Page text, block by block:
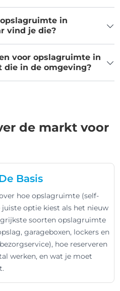
in
vind je die?
voor opslagruimte in
die in de omgeving?
de markt voor
Basis
hoe opslagruimte (self-
optie kiest als het nieuw
soorten opslagruimte
garageboxen, lockers en
hoe reserveren
werken, en wat je moet